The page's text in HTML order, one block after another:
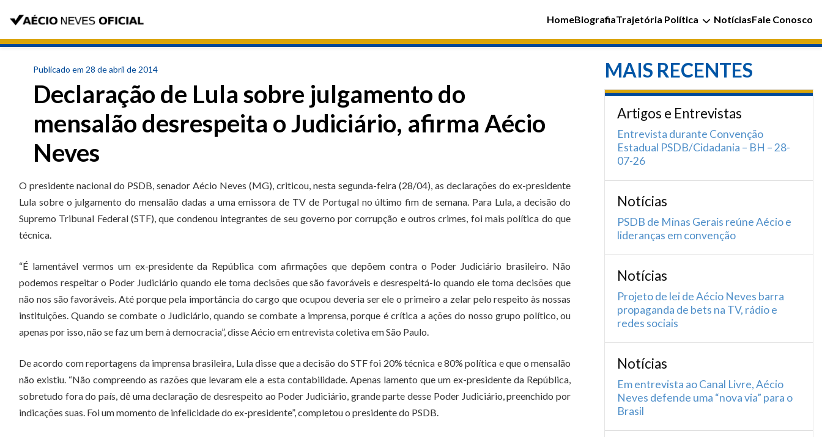
HomeBiografiaTrajetória Política NotíciasFale Conosco
Publicado em 28 de abril de 2014
Declaração de Lula sobre julgamento do
mensalão desrespeita o Judiciário, afirma Aécio
Neves
O presidente nacional do PSDB, senador Aécio Neves (MG), criticou, nesta segunda-feira (28/04), as declarações do ex-presidente
Lula sobre o julgamento do mensalão dadas a uma emissora de TV de Portugal no último fim de semana. Para Lula, a decisão do
Supremo Tribunal Federal (STF), que condenou integrantes de seu governo por corrupção e outros crimes, foi mais política do que
técnica.
“É lamentável vermos um ex-presidente da República com afirmações que depõem contra o Poder Judiciário brasileiro. Não
podemos respeitar o Poder Judiciário quando ele toma decisões que são favoráveis e desrespeitá-lo quando ele toma decisões que
não nos são favoráveis. Até porque pela importância do cargo que ocupou deveria ser ele o primeiro a zelar pelo respeito às nossas
instituições. Quando se combate o Judiciário, quando se combate a imprensa, porque é crítica a ações do nosso grupo político, ou
apenas por isso, não se faz um bem à democracia”, disse Aécio em entrevista coletiva em São Paulo.
De acordo com reportagens da imprensa brasileira, Lula disse que a decisão do STF foi 20% técnica e 80% política e que o mensalão
não existiu. “Não compreendo as razões que levaram ele a esta contabilidade. Apenas lamento que um ex-presidente da República,
sobretudo fora do país, dê uma declaração de desrespeito ao Poder Judiciário, grande parte desse Poder Judiciário, preenchido por
indicações suas. Foi um momento de infelicidade do ex-presidente”, completou o presidente do PSDB.
MAIS RECENTES
Artigos e Entrevistas
Entrevista durante Convenção
Estadual PSDB/Cidadania – BH – 28-
07-26
Notícias
PSDB de Minas Gerais reúne Aécio e
lideranças em convenção
Notícias
Projeto de lei de Aécio Neves barra
propaganda de bets na TV, rádio e
redes sociais
Notícias
Em entrevista ao Canal Livre, Aécio
Neves defende uma “nova via” para o
Brasil